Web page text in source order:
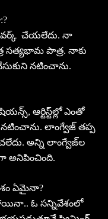
చేయలేదు. నా
సత్యభామ పాత్ర. నాకు
నటించాను.
ఆర్టిస్ట్‌ల్లో ఎంతో
నటించాను. లాంగ్వేజ్‌ తప్ప
అన్ని లాంగ్వేజ్‌ల
అనిపించింది.
ఏమైనా?
ఓ సన్నివేశంలో